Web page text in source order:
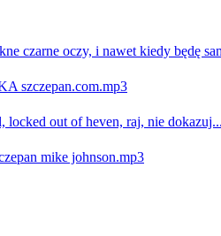
czarne oczy, i nawet kiedy będę
szczepan.com.mp3
locked out of heven, raj, nie
mike johnson.mp3